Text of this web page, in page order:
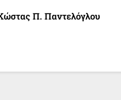
Π. Παντελόγλου